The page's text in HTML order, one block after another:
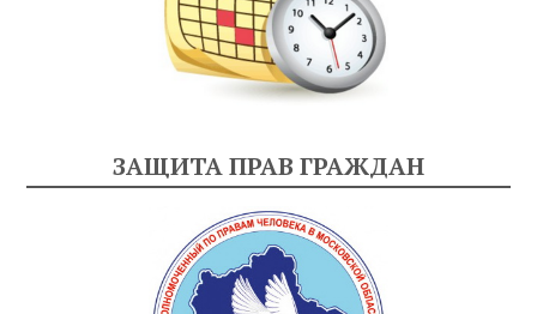
ЗАЩИТА ПРАВ ГРАЖДАН